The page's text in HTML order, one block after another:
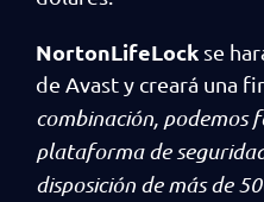
NortonLifeLock se
de Avast y creará una
combinación, podemos
plataforma de
disposición de más de